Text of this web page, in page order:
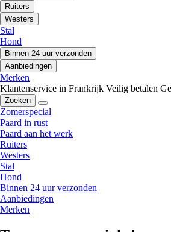
Ruiters
Westers
Stal
Hond
Binnen 24 uur verzonden
Aanbiedingen
Merken
Klantenservice in Frankrijk Veilig betalen
Zoeken
Zomerspecial
Paard in rust
Paard aan het werk
Ruiters
Westers
Stal
Hond
Binnen 24 uur verzonden
Aanbiedingen
Merken